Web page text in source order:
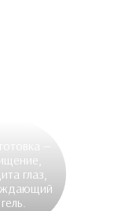
глаз,
гель.